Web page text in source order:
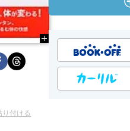
付ける